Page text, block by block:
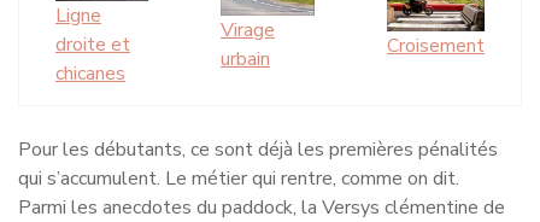
Ligne
droite et
chicanes
Virage
urbain
Croisement
Pour les débutants, ce sont déjà les premières pénalités
qui s’accumulent. Le métier qui rentre, comme on dit.
Parmi les anecdotes du paddock, la Versys clémentine de